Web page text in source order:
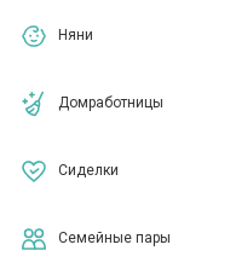
Няни
Домработницы
Сиделки
Семейные пары